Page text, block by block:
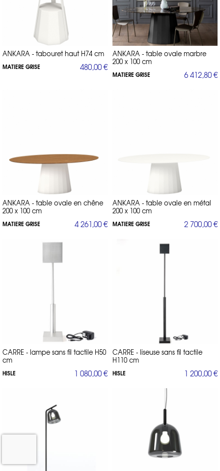
ANKARA - tabouret haut H74 cm
MATIERE GRISE 480,00 €
ANKARA - table ovale marbre
200 x 100 cm
MATIERE GRISE 6 412,80 €
ANKARA - table ovale en chêne
200 x 100 cm
MATIERE GRISE 4 261,00 €
ANKARA - table ovale en métal
200 x 100 cm
MATIERE GRISE 2 700,00 €
CARRE - lampe sans fil tactile H50
cm
HISLE 1 080,00 €
CARRE - liseuse sans fil tactile
H110 cm
HISLE 1 200,00 €